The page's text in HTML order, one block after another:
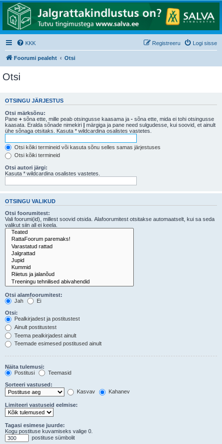
KKK Logi sisse
Registreeru
Foorumi pealeht Otsi
Otsi
OTSINGU JÄRJESTUS
Otsi märksõnu:
Pane + sõna ette, mille peab otsingusse kaasama ja - sõna ette, mida ei tohi otsingusse
kaasata. Eralda sõnade nimekiri | märgiga ja pane need sulgudesse, kui soovid, et ainult
ühe sõnaga otsitaks. Kasuta * wildcardina osalistes vastetes.
Otsi kõiki termineid või kasuta sõnu selles samas järjestuses
Otsi kõiki termineid
Otsi autori järgi:
Kasuta * wildcardina osalistes vastetes.
OTSINGU VALIKUD
Otsi foorumitest:
Vali foorumi(id), millest soovid otsida. Alafoorumitest otsitakse automaatselt, kui sa seda
valikut siin all ei keela.
Otsi alamfoorumitest:
Jah
Ei
Otsi:
Pealkirjadest ja postitustest
Ainult postitustest
Teema pealkirjadest ainult
Teemade esimesed postitused ainult
Näita tulemusi:
Postitusi
Teemasid
Sorteeri vastused:
Kasvav
Kahanev
Limiteeri vastuseid eelmise:
Tagasi esimese juurde:
Kogu postituse kuvamiseks valige 0.
postituse sümbolit